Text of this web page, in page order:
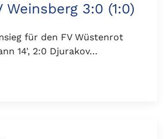
Weinsberg 3:0 (1:0)
für den FV Wüstenrot
14', 2:0 Djurakov…